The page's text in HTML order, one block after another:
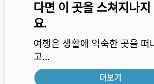
다면 이 곳을 스쳐지나지
요.
여행은 생활에 익숙한 곳을 떠
고...
더보기